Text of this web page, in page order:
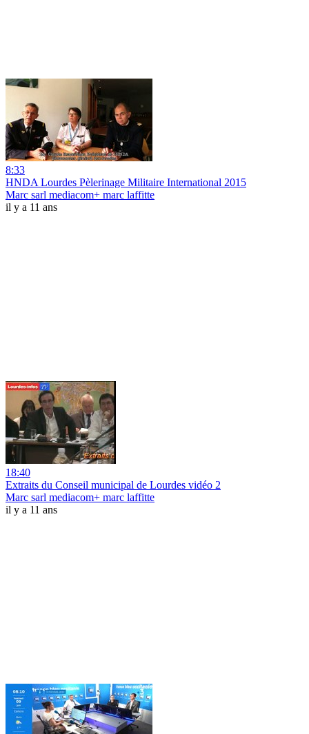
8:33
HNDA Lourdes Pèlerinage Militaire International 2015
Marc sarl mediacom+ marc laffitte
il y a 11 ans
18:40
Extraits du Conseil municipal de Lourdes vidéo 2
Marc sarl mediacom+ marc laffitte
il y a 11 ans